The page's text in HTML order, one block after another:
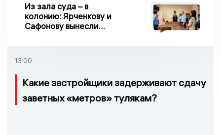
Из зала суда – в
колонию: Ярченкову и
Сафонову вынесли
13:00
Какие застройщики задерживают сдачу
заветных «метров» тулякам?